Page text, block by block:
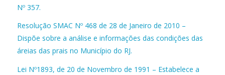
Nº 357.
Resolução SMAC Nº 468 de 28 de Janeiro de 2010 –
Dispõe sobre a análise e informações das condições das
áreias das prais no Município do RJ.
Lei Nº1893, de 20 de Novembro de 1991 – Estabelece a